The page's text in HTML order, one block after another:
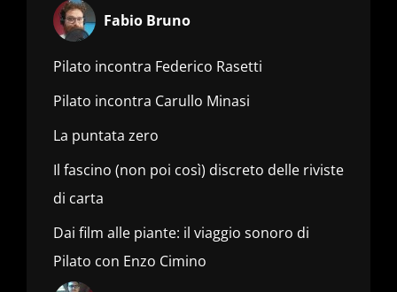
Fabio Bruno
Pilato incontra Federico Rasetti
Pilato incontra Carullo Minasi
La puntata zero
Il fascino (non poi così) discreto delle riviste
di carta
Dai film alle piante: il viaggio sonoro di
Pilato con Enzo Cimino